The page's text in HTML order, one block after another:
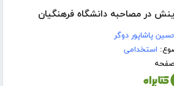
در مصاحبه دانشگاه فرهنگیان
پاشاپور دوگر
استخدامی